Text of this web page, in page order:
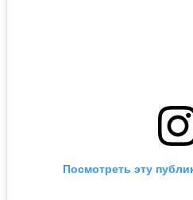
Посмотреть эту